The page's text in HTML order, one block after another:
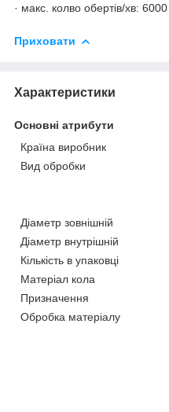
· макс. колво обертів/хв: 6000
Приховати
Характеристики
Основні атрибути
Країна виробник
Вид обробки
Діаметр зовнішній
Діаметр внутрішній
Кількість в упаковці
Матеріал кола
Призначення
Обробка матеріалу